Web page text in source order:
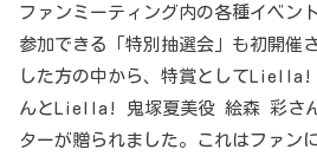
ファンミーティング内の各種イベン
参加できる「特別抽選会」も初開催
した方の中から、特賞として
んとLiella! 鬼塚夏美役 絵森 彩さ
ターが贈られました。これはファン